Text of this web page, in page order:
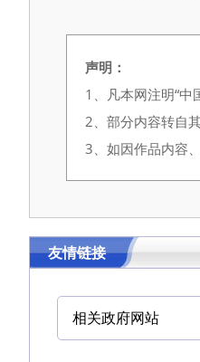
声明：
1、凡本网注明“中
2、部分内容转自
3、如因作品内容
友情链接
相关政府网站